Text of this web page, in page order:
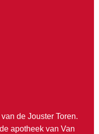
de Jouster Toren.
apotheek van Van